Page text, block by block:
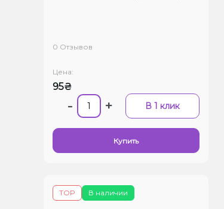
0 Отзывов
Цена:
95₴
- + В 1 клик
Купить
В наличии
TOP